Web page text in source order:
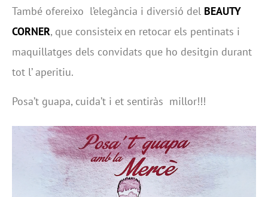
També ofereixo l’elegància i diversió del BEAUTY
CORNER, que consisteix en retocar els pentinats i
maquillatges dels convidats que ho desitgin durant
tot l’ aperitiu.
Posa’t guapa, cuida’t i et sentiràs millor!!!